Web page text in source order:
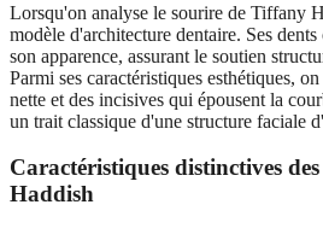
Lorsqu'on analyse le sourire de Tiffany
modèle d'architecture dentaire. Ses
son apparence, assurant le soutien
Parmi ses caractéristiques esthétiques,
nette et des incisives qui épousent la
un trait classique d'une structure faciale
Caractéristiques distinctives
Haddish